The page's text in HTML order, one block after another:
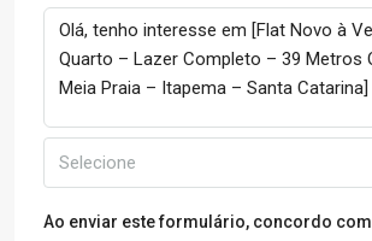
Selecione
Ao enviar este formulário, concordo com